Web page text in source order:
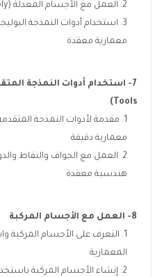
العمل مع الأجسام المعدلة (Editable Poly)
استخدام أدوات النمذجة
معمارية معقدة
7- استخدام أدوات النمذجة المتقدمة
Tools)
مقدمة لأدوات النمذجة
معمارية دقيقة
العمل مع الحواف والنقاط
هندسية معقدة
8- العمل مع الأجسام المركبة
التعرف على الأجسام المركبة
المعمارية
إنشاء الأجسام المركبة